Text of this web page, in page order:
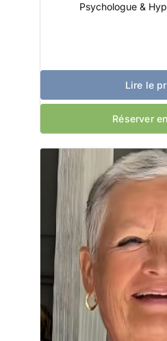
Psychologue &
Lire le
Réserver